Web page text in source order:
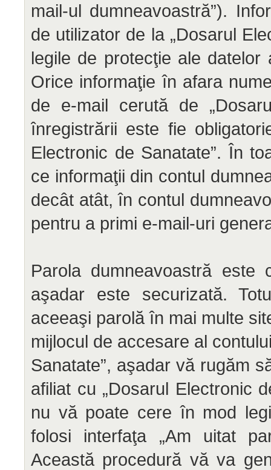
mail-ul dumneavoastră”).
de utilizator de la „Dosarul
legile de protecţie ale
Orice informaţie în afara
de e-mail cerută de
înregistrării este fie
Electronic de Sanatate”. În
ce informaţii din contul
decât atât, în contul
pentru a primi e-mail-uri
Parola dumneavoastră este
aşadar este securizată.
aceeaşi parolă în mai multe
mijlocul de accesare al
Sanatate”, aşadar vă rugăm
afiliat cu „Dosarul Electronic
nu vă poate cere în mod
folosi interfaţa „Am uitat
Această procedură vă va